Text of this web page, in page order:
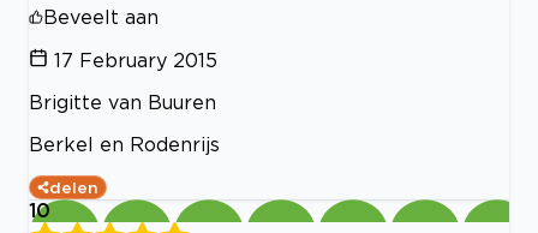
Beveelt aan
17 February 2015
Brigitte van Buuren
Berkel en Rodenrijs
delen
10